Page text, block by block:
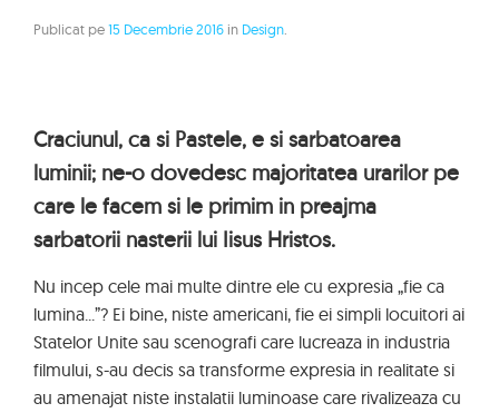
Publicat pe15 Decembrie 2016 in Design
Craciunul, ca si Pastele, e si sarbatoarea
luminii; ne-o dovedesc majoritatea urarilor pe
care le facem si le primim in preajma
sarbatorii nasterii lui Iisus Hristos.
Nu incep cele mai multe dintre ele cu expresia „fie ca
lumina...”? Ei bine, niste americani, fie ei simpli locuitori ai
Statelor Unite sau scenografi care lucreaza in industria
filmului, s-au decis sa transforme expresia in realitate si
au amenajat niste instalatii luminoase care rivalizeaza cu